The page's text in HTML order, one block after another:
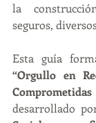
la
seguros,
“Orgullo en
desarrollado